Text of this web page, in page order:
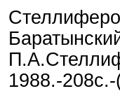
1988.-